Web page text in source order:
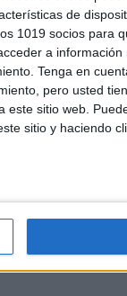
de
1019 socios para
a
Tenga en
pero usted
sitio web.
sitio y haciendo